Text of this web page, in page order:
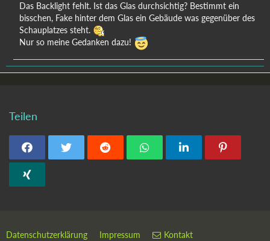
Das Backlight fehlt. Ist das Glas durchsichtig? Bestimmt ein
bisschen, Fake hinter dem Glas ein Gebäude was gegenüber des
Schauplatzes steht.
Nur so meine Gedanken dazu!
Teilen
Datenschutzerklärung Impressum Kontakt